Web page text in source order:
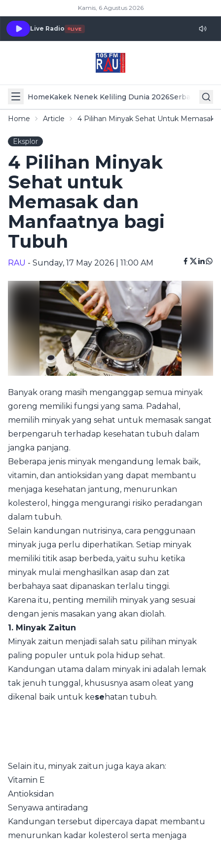
Kamis, 6 Agustus 2026
Live Radio LIVE
HomeKakek Nenek Keliling Dunia 2026Serba Serbi
Home Article 4 Pilihan Minyak Sehat Untuk Memasak
Eksplor
4 Pilihan Minyak
Sehat untuk
Memasak dan
Manfaatnya bagi
Tubuh
RAU - Sunday, 17 May 2026 | 11:00 AM
Banyak orang masih menganggap semua minyak
goreng memiliki fungsi yang sama. Padahal,
memilih minyak yang sehat untuk memasak sangat
berpengaruh terhadap kesehatan tubuh dalam
jangka panjang.
Beberapa jenis minyak mengandung lemak baik,
vitamin, dan antioksidan yang dapat membantu
menjaga kesehatan jantung, menurunkan
kolesterol, hingga mengurangi risiko peradangan
dalam tubuh.
Selain kandungan nutrisinya, cara penggunaan
minyak juga perlu diperhatikan. Setiap minyak
memiliki titik asap berbeda, yaitu suhu ketika
minyak mulai menghasilkan asap dan zat
berbahaya saat dipanaskan terlalu tinggi.
Karena itu, penting memilih minyak yang sesuai
dengan jenis masakan yang akan diolah.
1. Minyak Zaitun
Minyak zaitun menjadi salah satu pilihan minyak
paling populer untuk pola hidup sehat.
Kandungan utama dalam minyak ini adalah lemak
tak jenuh tunggal, khususnya asam oleat yang
dikenal baik untuk kese hatan tubuh.
Selain itu, minyak zaitun juga kaya akan:
Vitamin E
Antioksidan
Senyawa antiradang
Kandungan tersebut dipercaya dapat membantu
menurunkan kadar kolesterol serta menjaga